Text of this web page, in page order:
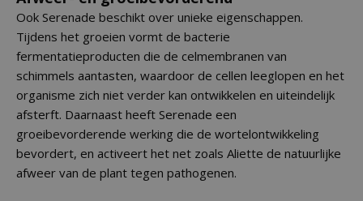
Ook Serenade beschikt over unieke eigenschappen.
Tijdens het groeien vormt de bacterie
fermentatieproducten die de celmembranen van
schimmels aantasten, waardoor de cellen leeglopen en het
organisme zich niet verder kan ontwikkelen en uiteindelijk
afsterft. Daarnaast heeft Serenade een
groeibevorderende werking die de wortelontwikkeling
bevordert, en activeert het net zoals Aliette de natuurlijke
afweer van de plant tegen pathogenen.